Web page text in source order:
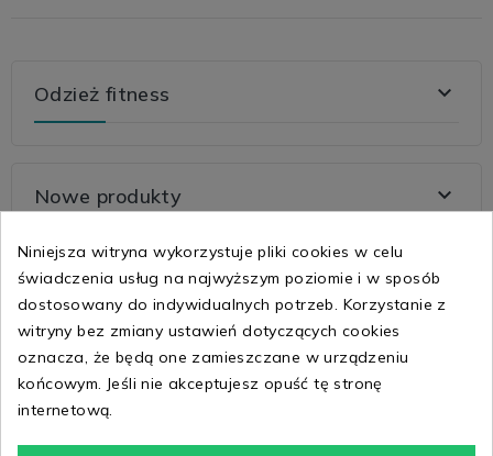
Odzież fitness 
Nowe produkty 
Najczęściej oglądane produkty 
Niniejsza witryna wykorzystuje pliki cookies w celu
świadczenia usług na najwyższym poziomie i w sposób
dostosowany do indywidualnych potrzeb. Korzystanie z
witryny bez zmiany ustawień dotyczących cookies
oznacza, że będą one zamieszczane w urządzeniu
końcowym. Jeśli nie akceptujesz opuść tę stronę
internetową.